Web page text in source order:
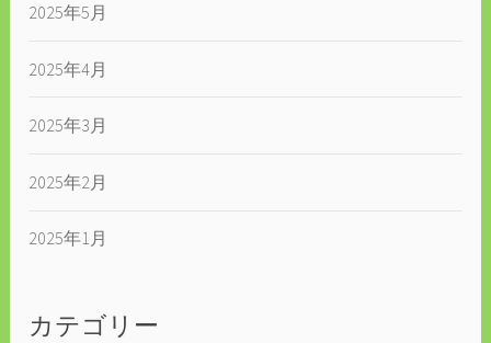
2025年5月
2025年4月
2025年3月
2025年2月
2025年1月
カテゴリー